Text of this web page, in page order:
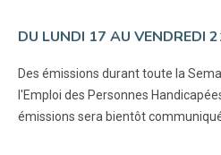
DU LUNDI 17 AU VENDREDI
Des émissions durant toute la
l'Emploi des Personnes
émissions sera bientôt